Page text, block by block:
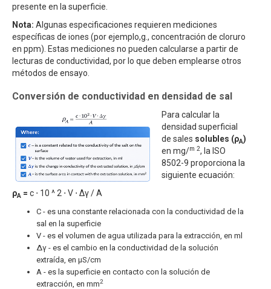
presente en la superficie.
Nota: Algunas especificaciones requieren mediciones
específicas de iones (por ejemplo,g., concentración de cloruro
en ppm). Estas mediciones no pueden calcularse a partir de
lecturas de conductividad, por lo que deben emplearse otros
métodos de ensayo.
Conversión de conductividad en densidad de sal
Para calcular la
densidad superficial
de sales solubles (ρA)
en mg/m 2, la ISO
8502-9 proporciona la
siguiente ecuación:
ρA = c ⋅ 10 ^ 2 ⋅ V ⋅ Δγ / A
C - es una constante relacionada con la conductividad de la
sal en la superficie
V - es el volumen de agua utilizada para la extracción, en ml
Δγ - es el cambio en la conductividad de la solución
extraída, en μS/cm
A - es la superficie en contacto con la solución de
extracción, en mm2